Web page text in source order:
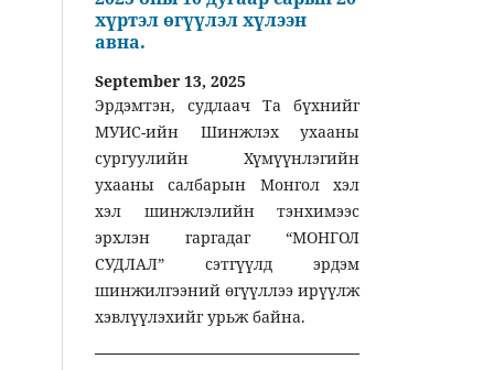
хүртэл өгүүлэл хүлээн
авна.
September 13, 2025
Эрдэмтэн, судлаач Та бүхнийг
МУИС-ийн Шинжлэх ухааны
сургуулийн Хүмүүнлэгийн
ухааны салбарын Монгол хэл
хэл шинжлэлийн тэнхимээс
эрхлэн гаргадаг “МОНГОЛ
СУДЛАЛ” сэтгүүлд эрдэм
шинжилгээний өгүүллээ ирүүлж
хэвлүүлэхийг урьж байна.